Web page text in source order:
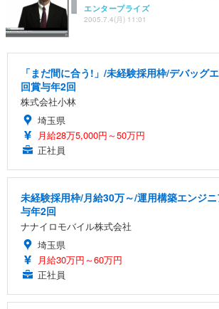
エンタープライズ
2005.7.4(月) 11:01
「まだ間に合う!」/未経験採用枠/デバッグ
回賞与年2回
株式会社小林
埼玉県
月給28万5,000円～50万円
正社員
未経験採用枠/月給30万～/運用構築エンジ
与年2回
ナナイロモバイル株式会社
埼玉県
月給30万円～60万円
正社員